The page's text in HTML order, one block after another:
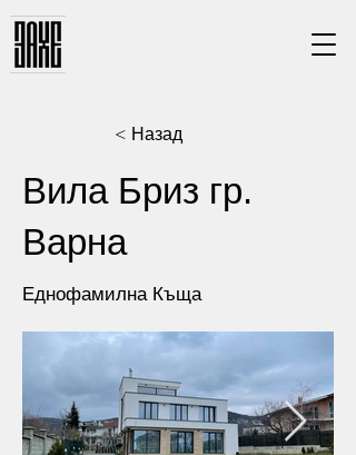
< Назад
Вила Бриз гр.
Варна
Еднофамилна Къща